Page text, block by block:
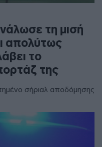
τη μισή
απολύτως
το
της
σήριαλ αποδόμησης